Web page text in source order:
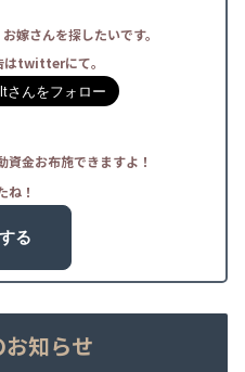
嫁さんを探したいです。
はtwitterにて。
資金お布施できますよ！
ね！
知らせ